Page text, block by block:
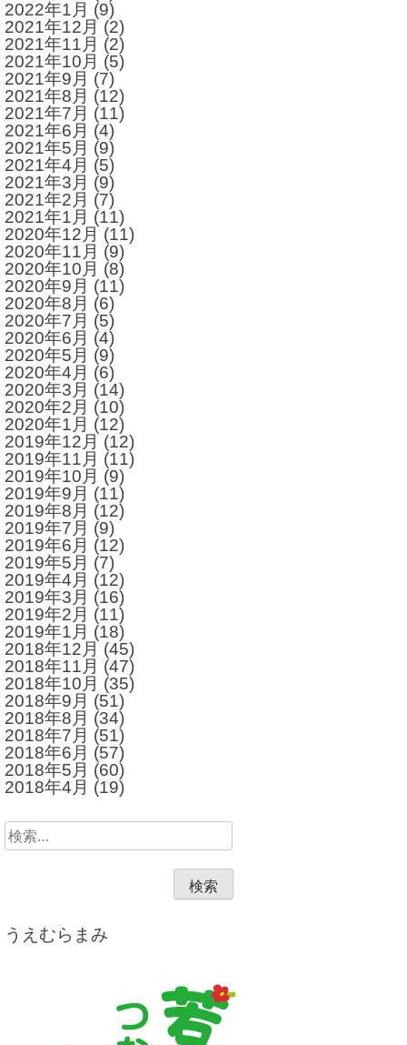
2022年1月 (9)
2021年12月 (2)
2021年11月 (2)
2021年10月 (5)
2021年9月 (7)
2021年8月 (12)
2021年7月 (11)
2021年6月 (4)
2021年5月 (9)
2021年4月 (5)
2021年3月 (9)
2021年2月 (7)
2021年1月 (11)
2020年12月 (11)
2020年11月 (9)
2020年10月 (8)
2020年9月 (11)
2020年8月 (6)
2020年7月 (5)
2020年6月 (4)
2020年5月 (9)
2020年4月 (6)
2020年3月 (14)
2020年2月 (10)
2020年1月 (12)
2019年12月 (12)
2019年11月 (11)
2019年10月 (9)
2019年9月 (11)
2019年8月 (12)
2019年7月 (9)
2019年6月 (12)
2019年5月 (7)
2019年4月 (12)
2019年3月 (16)
2019年2月 (11)
2019年1月 (18)
2018年12月 (45)
2018年11月 (47)
2018年10月 (35)
2018年9月 (51)
2018年8月 (34)
2018年7月 (51)
2018年6月 (57)
2018年5月 (60)
2018年4月 (19)
検
索:
うえむらまみ